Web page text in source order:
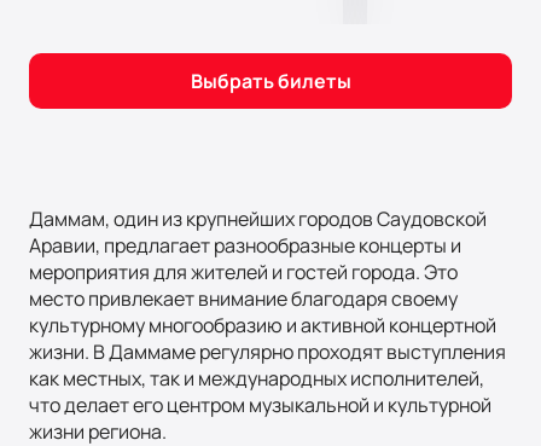
Выбрать билеты
Даммам, один из крупнейших городов Саудовской
Аравии, предлагает разнообразные концерты и
мероприятия для жителей и гостей города. Это
место привлекает внимание благодаря своему
культурному многообразию и активной концертной
жизни. В Даммаме регулярно проходят выступления
как местных, так и международных исполнителей,
что делает его центром музыкальной и культурной
жизни региона.